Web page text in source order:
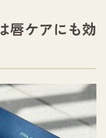
唇ケアにも効